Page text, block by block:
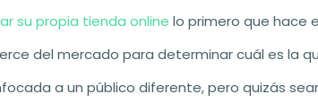
su propia tienda online lo primero que hace
del mercado para determinar cuál es la
a un público diferente, pero quizás